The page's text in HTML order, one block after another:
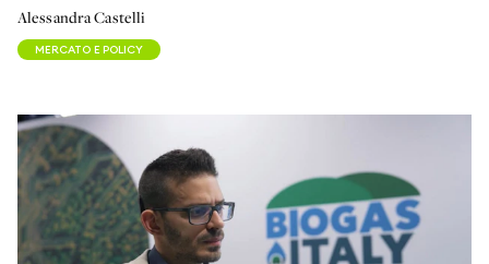
Alessandra Castelli
MERCATO E POLICY